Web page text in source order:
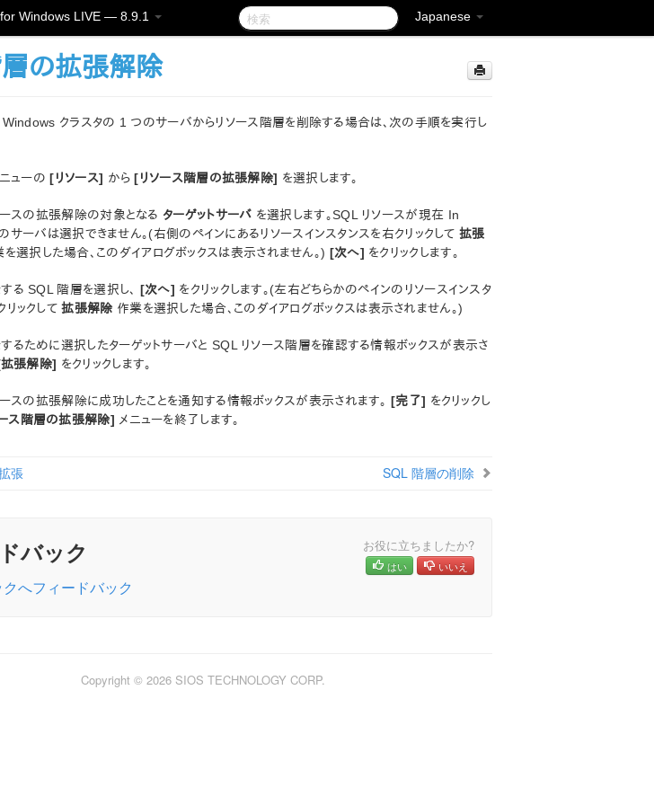
Japanese
Windows LIVE — 8.9.1
の拡張解除
クラスタの 1 つのサーバからリソース階層を削除する場合は、次の手順を実行し
ニューの[リソース] から[リソース階層の拡張解除] を選択します。
スの拡張解除の対象となる ターゲットサーバ を選択します。SQL リソースが現在 In
ーバは選択できません。(右側のペインにあるリソースインスタンスを右クリックして拡張
を選択した場合、このダイアログボックスは表示されません。) [次へ] をクリックします。
る SQL 階層を選択し、 [次へ] をクリックします。(左右どちらかのペインのリソースインスタ
リックして拡張解除 作業を選択した場合、このダイアログボックスは表示されません。)
るために選択したターゲットサーバと SQL リソース階層を確認する情報ボックスが表示さ
張解除] をクリックします。
スの拡張解除に成功したことを通知する情報ボックスが表示されます。[完了] をクリックし
ス階層の拡張解除] メニューを終了します。
張 SQL 階層の削除
バック お役に立ちましたか?
はい いいえ
へフィードバック
Copyright © 2026 SIOS TECHNOLOGY CORP.